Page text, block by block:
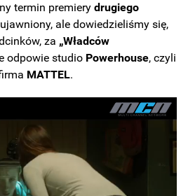
termin premierydrugiego
ale dowiedzieliśmy się,
za „Władców
odpowie studio Powerhouse, czyli
MATTEL.